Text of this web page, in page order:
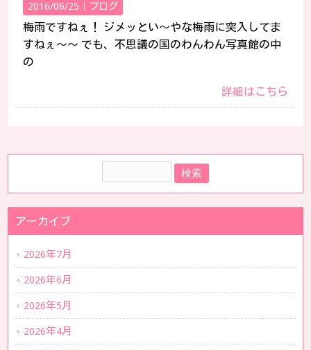
2016/06/25｜ ブログ
梅雨ですねぇ！ ジメッとい～やな梅雨に突入してま
すねぇ～～ でも、不思議の国のわんわん写真館の中
の
詳細はこちら
アーカイブ
2026年7月
2026年6月
2026年5月
2026年4月